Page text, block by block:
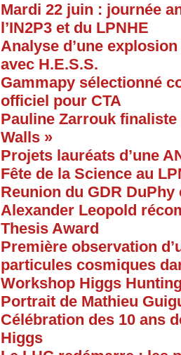
Mardi 22 juin : journée
l’IN2P3 et du LPNHE
Analyse d’une
avec H.E.S.S.
Gammapy sélectionné
officiel pour CTA
Pauline Zarrouk
Walls »
Projets lauréats d’une
Fête de la Science au
Reunion du GDR DuPhy
Alexander Leopold
Thesis Award
Première observation
particules cosmiques
Workshop Higgs
Portrait de Mathieu
Célébration des 10 ans
Higgs